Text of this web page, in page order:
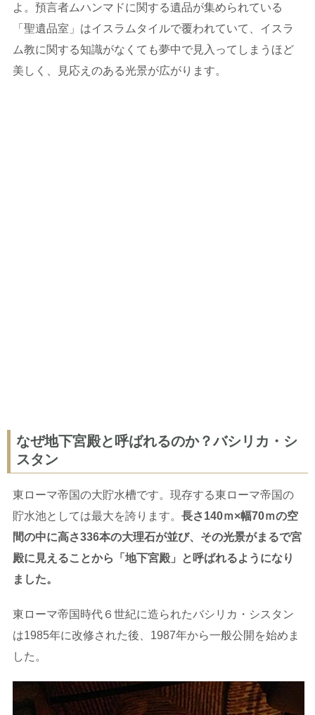
よ。預言者ムハンマドに関する遺品が集められている
「聖遺品室」はイスラムタイルで覆われていて、イスラ
ム教に関する知識がなくても夢中で見入ってしまうほど
美しく、見応えのある光景が広がります。
なぜ地下宮殿と呼ばれるのか？バシリカ・シ
スタン
東ローマ帝国の大貯水槽です。現存する東ローマ帝国の
貯水池としては最大を誇ります。 長さ140ｍ×幅70ｍの空
間の中に高さ336本の大理石が並び、その光景がまるで宮
殿に見えることから「地下宮殿」と呼ばれるようになり
ました。
東ローマ帝国時代６世紀に造られたバシリカ・シスタン
は1985年に改修された後、1987年から一般公開を始めま
した。